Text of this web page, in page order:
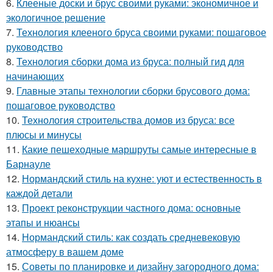
экологичное решение
7. Технология клееного бруса своими руками: пошаговое
руководство
8. Технология сборки дома из бруса: полный гид для
начинающих
9. Главные этапы технологии сборки брусового дома:
пошаговое руководство
10. Технология строительства домов из бруса: все
плюсы и минусы
11. Какие пешеходные маршруты самые интересные в
Барнауле
12. Нормандский стиль на кухне: уют и естественность в
каждой детали
13. Проект реконструкции частного дома: основные
этапы и нюансы
14. Нормандский стиль: как создать средневековую
атмосферу в вашем доме
15. Советы по планировке и дизайну загородного дома: